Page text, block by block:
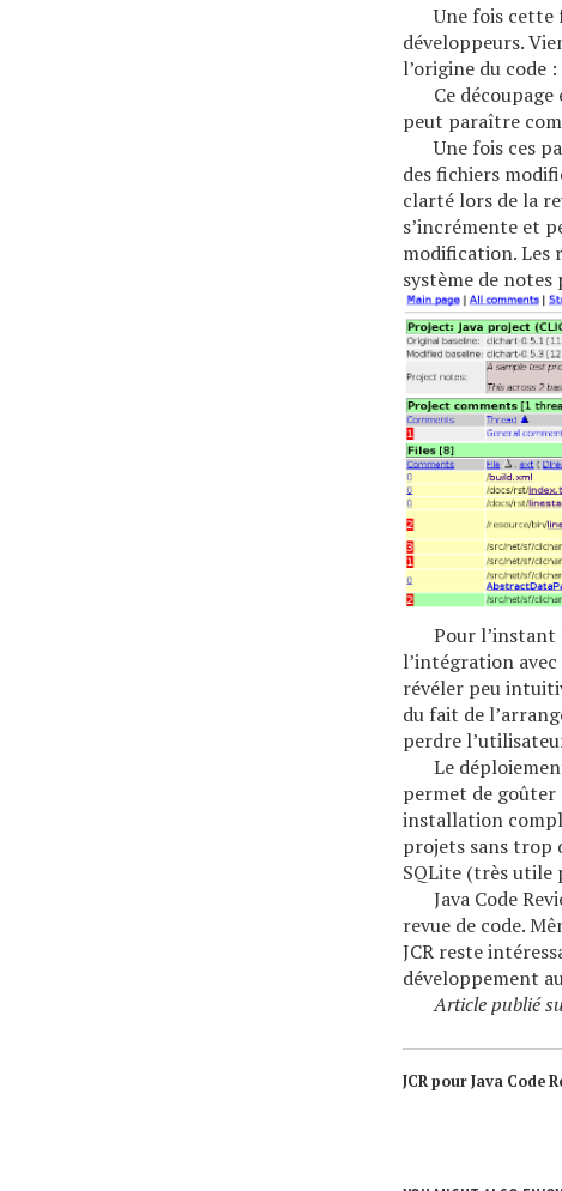
Une fois cette
développeurs.
l’origine du code
Ce
peut paraître
Une fois ces
des fichiers
clarté lors de la
s’incrémente et
modification. Les
système de
Pour l’instant
l’intégration avec
révéler peu
du fait de
perdre
Le
permet de goûter
installation
projets sans trop
SQLite (très utile
Java Code
revue de code.
JCR reste
développement
Article publié
JCR pour Java Code